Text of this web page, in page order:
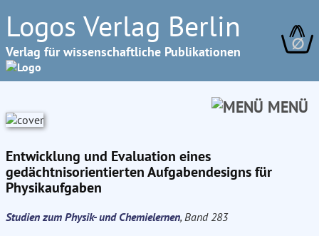
Logos Verlag Berlin
Verlag für wissenschaftliche Publikationen ∅
MENÜ
Entwicklung und Evaluation eines
gedächtnisorientierten Aufgabendesigns für
Physikaufgaben
Studien zum Physik- und Chemielernen, Band 283